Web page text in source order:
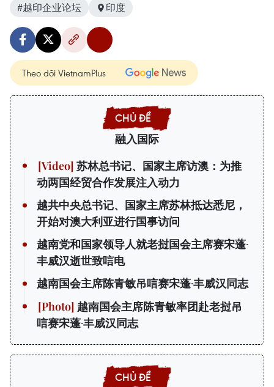
#越印企业论坛 印度
Theo dõi VietnamPlus
融入国际
苏林总书记、国家主席访澳：为推
动两国经贸合作发展注入动力
越共中央总书记、国家主席苏林抵达悉尼，
开始对澳大利亚进行国事访问
越南党和国家领导人就老挝国会主席赛宋蓬·
丰威汉逝世致唁电
越南国会主席陈青敏吊唁赛宋蓬·丰威汉同志
越南国会主席陈青敏率团赴老挝吊
唁赛宋蓬·丰威汉同志